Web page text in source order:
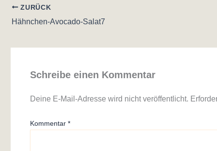
ZURÜCK
Hähnchen-Avocado-Salat7
Schreibe einen Kommentar
Deine E-Mail-Adresse wird nicht veröffentlicht.
Kommentar *